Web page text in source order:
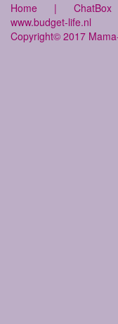
Home | ChatBox
www.budget-life.nl
Copyright© 2017